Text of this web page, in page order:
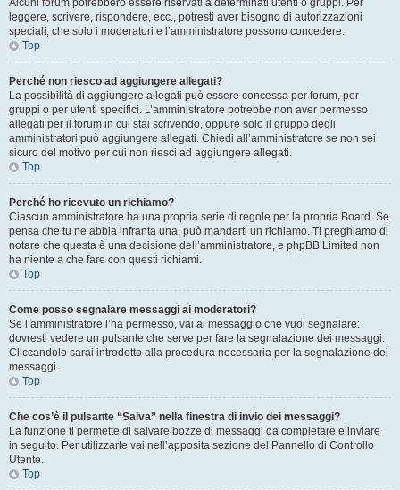
Alcuni forum potrebbero essere riservati a determinati utenti o gruppi. Per
leggere, scrivere, rispondere, ecc., potresti aver bisogno di autorizzazioni
speciali, che solo i moderatori e l’amministratore possono concedere.
Top
Perché non riesco ad aggiungere allegati?
La possibilità di aggiungere allegati può essere concessa per forum, per
gruppi o per utenti specifici. L’amministratore potrebbe non aver permesso
allegati per il forum in cui stai scrivendo, oppure solo il gruppo degli
amministratori può aggiungere allegati. Chiedi all’amministratore se non sei
sicuro del motivo per cui non riesci ad aggiungere allegati.
Top
Perché ho ricevuto un richiamo?
Ciascun amministratore ha una propria serie di regole per la propria Board. Se
pensa che tu ne abbia infranta una, può mandarti un richiamo. Ti preghiamo di
notare che questa è una decisione dell’amministratore, e phpBB Limited non
ha niente a che fare con questi richiami.
Top
Come posso segnalare messaggi ai moderatori?
Se l’amministratore l’ha permesso, vai al messaggio che vuoi segnalare:
dovresti vedere un pulsante che serve per fare la segnalazione dei messaggi.
Cliccandolo sarai introdotto alla procedura necessaria per la segnalazione dei
messaggi.
Top
Che cos’è il pulsante “Salva” nella finestra di invio dei messaggi?
La funzione ti permette di salvare bozze di messaggi da completare e inviare
in seguito. Per utilizzarle vai nell’apposita sezione del Pannello di Controllo
Utente.
Top